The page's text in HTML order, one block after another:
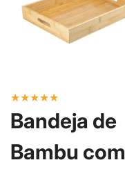
★★★★★
Bandeja de
Bambu com